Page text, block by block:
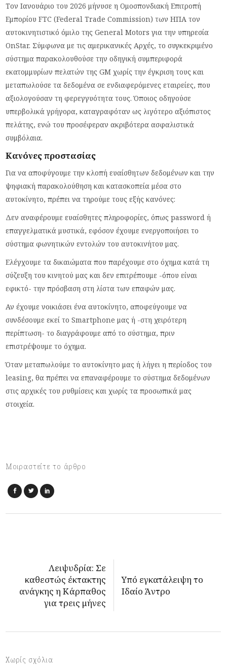
Τον Ιανουάριο του 2026 μήνυσε η Ομοσπονδιακή Επιτροπή
Εμπορίου FTC (Federal Trade Commission) των ΗΠΑ τον
αυτοκινητιστικό όμιλο της General Motors για την υπηρεσία
OnStar. Σύμφωνα με τις αμερικανικές Αρχές, το συγκεκριμένο
σύστημα παρακολουθούσε την οδηγική συμπεριφορά
εκατομμυρίων πελατών της GM χωρίς την έγκριση τους και
μεταπωλούσε τα δεδομένα σε ενδιαφερόμενες εταιρείες, που
αξιολογούσαν τη φερεγγυότητα τους. Όποιος οδηγούσε
υπερβολικά γρήγορα, καταγραφόταν ως λιγότερο αξιόπιστος
πελάτης, ενώ του προσέφεραν ακριβότερα ασφαλιστικά
συμβόλαια.
Κανόνες προστασίας
Για να αποφύγουμε την κλοπή ευαίσθητων δεδομένων και την
ψηφιακή παρακολούθηση και κατασκοπεία μέσα στο
αυτοκίνητο, πρέπει να τηρούμε τους εξής κανόνες:
Δεν αναφέρουμε ευαίσθητες πληροφορίες, όπως password ή
επαγγελματικά μυστικά, εφόσον έχουμε ενεργοποιήσει το
σύστημα φωνητικών εντολών του αυτοκινήτου μας.
Ελέγχουμε τα δικαιώματα που παρέχουμε στο όχημα κατά τη
σύζευξη του κινητού μας και δεν επιτρέπουμε -όπου είναι
εφικτό- την πρόσβαση στη λίστα των επαφών μας.
Αν έχουμε νοικιάσει ένα αυτοκίνητο, αποφεύγουμε να
συνδέσουμε εκεί το Smartphone μας ή -στη χειρότερη
περίπτωση- το διαγράφουμε από το σύστημα, πριν
επιστρέψουμε το όχημα.
Όταν μεταπωλούμε το αυτοκίνητο μας ή λήγει η περίοδος του
leasing, θα πρέπει να επαναφέρουμε το σύστημα δεδομένων
στις αρχικές του ρυθμίσεις και χωρίς τα προσωπικά μας
στοιχεία.
Μοιραστείτε το άρθρο
Λειψυδρία: Σε
καθεστώς έκτακτης
ανάγκης η Κάρπαθος
για τρεις μήνες
Υπό εγκατάλειψη το
Ιδαίο Άντρο
Χωρίς σχόλια